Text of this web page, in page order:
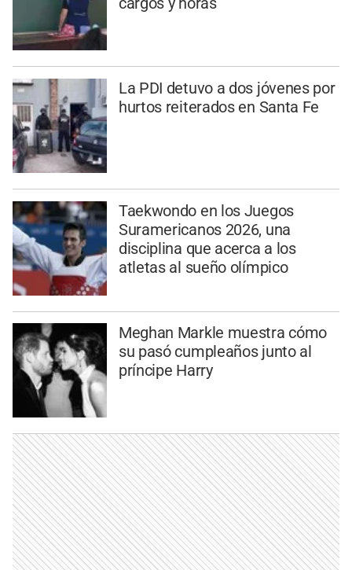
La PDI detuvo a dos jóvenes por
hurtos reiterados en Santa Fe
Taekwondo en los Juegos
Suramericanos 2026, una
disciplina que acerca a los
atletas al sueño olímpico
Meghan Markle muestra cómo
su pasó cumpleaños junto al
príncipe Harry